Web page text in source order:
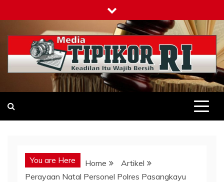
to
content
Tipikor-ri-online.my.id
Keadilan Itu Wajib Bersih
You are Here Home
Artikel
Perayaan Natal Personel Polres Pasangkayu